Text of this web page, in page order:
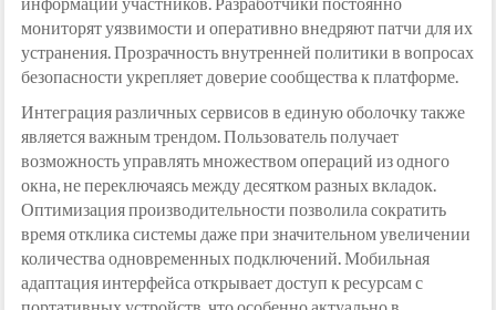
мониторят уязвимости и оперативно внедряют патчи для их
устранения. Прозрачность внутренней политики в вопросах
безопасности укрепляет доверие сообщества к платформе.
Интеграция различных сервисов в единую оболочку также
является важным трендом. Пользователь получает
возможность управлять множеством операций из одного
окна, не переключаясь между десятком разных вкладок.
Оптимизация производительности позволила сократить
время отклика системы даже при значительном увеличении
количества одновременных подключений. Мобильная
адаптация интерфейса открывает доступ к ресурсам с